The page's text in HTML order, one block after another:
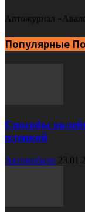
Автожурнал
Популярные
Способы
пленкой
Автомобили